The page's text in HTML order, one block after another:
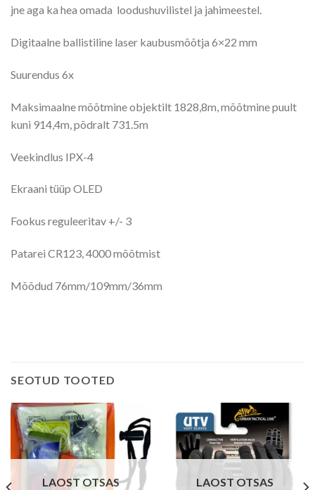
jne aga ka hea omada loodushuvilistel ja jahimeestel.
Digitaalne ballistiline laser kaubusmõõtja 6×22 mm
Suurendus 6x
Maksimaalne mõõtmine objektilt 1828,8m, mõõtmine puult
kuni 914,4m, põdralt 731.5m
Veekindlus IPX-4
Ekraani tüüp OLED
Fookus reguleeritav +/- 3
Patarei CR123, 4000 mõõtmist
Mõõdud 76mm/109mm/36mm
SEOTUD TOOTED
LAOST OTSAS LAOST OTSAS